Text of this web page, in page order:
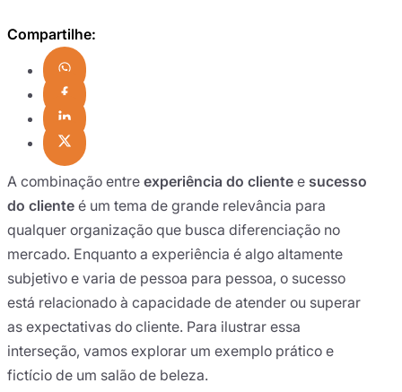
Compartilhe:
A combinação entre experiência do cliente e sucesso
do cliente é um tema de grande relevância para
qualquer organização que busca diferenciação no
mercado. Enquanto a experiência é algo altamente
subjetivo e varia de pessoa para pessoa, o sucesso
está relacionado à capacidade de atender ou superar
as expectativas do cliente. Para ilustrar essa
interseção, vamos explorar um exemplo prático e
fictício de um salão de beleza.